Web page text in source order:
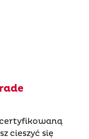
cieszyć się